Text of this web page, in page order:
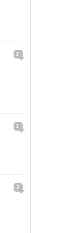
3
3
2